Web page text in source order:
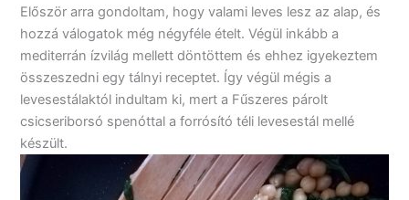
Először arra gondoltam, hogy valami leves lesz az alap, és
hozzá válogatok még négyféle ételt. Végül inkább a
mediterrán ízvilág mellett döntöttem és ehhez igyekeztem
összeszedni egy tálnyi receptet. Így végül mégis a
levesestálaktól indultam ki, mert a Fűszeres párolt
csicseriborsó spenóttal a forrósító téli levesestál mellé
készült.